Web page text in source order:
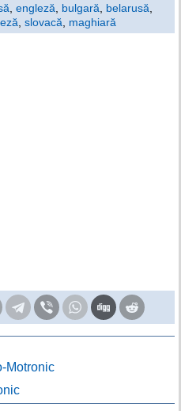
engleză bulgară belarusă
slovacă maghiară
Motronic